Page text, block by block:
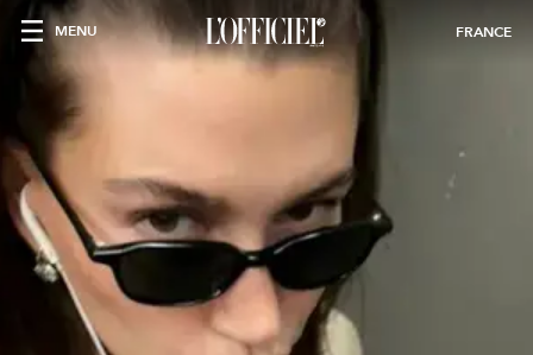
MENU FRANCE